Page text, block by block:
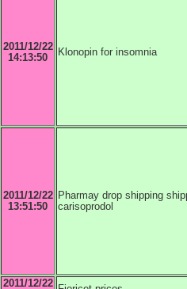
2011/12/22
14:13:50
Klonopin for insomnia
2011/12/22
13:51:50
Pharmay drop shipping
carisoprodol
2011/12/22